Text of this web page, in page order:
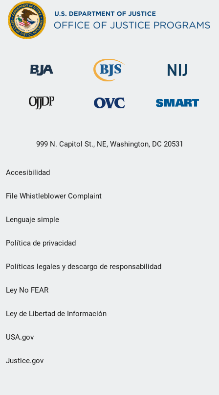
999 N. Capitol St., NE, Washington, DC 20531
Menú
de
de
pie
de
página
Accesibilidad
File Whistleblower Complaint
Lenguaje simple
Política de privacidad
Políticas legales y descargo de responsabilidad
Ley No FEAR
Ley de Libertad de Información
USA.gov
Justice.gov